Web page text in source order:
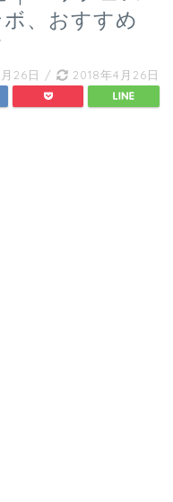
、おすすめ
26日 / 2018年4月26日